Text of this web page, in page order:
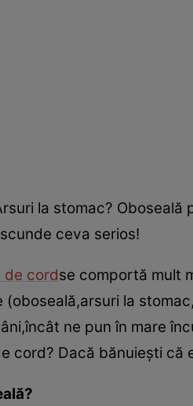
la stomac?
ceva serios!
de cordse comportă mult
la
ne pun în mare
cord? Dacă bănuieşti